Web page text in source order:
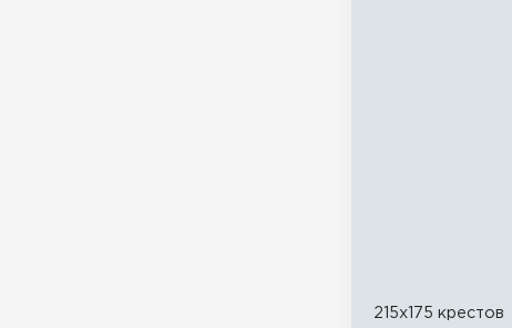
215x175 крестов